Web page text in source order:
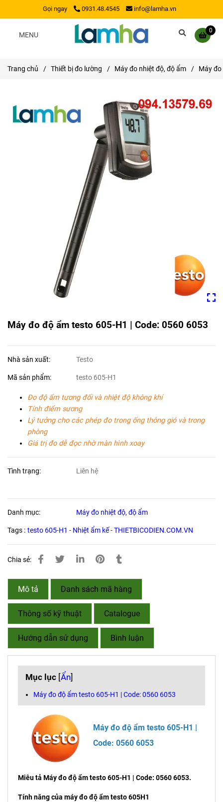
Gọi ngay 0931.48.4545 info@lamha.vn
0
MENU
Trang chủ / Thiết bị đo lường / Máy đo nhiệt độ, độ ẩm / Máy
Máy đo độ ẩm testo 605-H1 | Code: 0560 6053
Nhà sản xuất: Testo
Mã sản phẩm: testo 605-H1
Đo độ ẩm tương đối và nhiệt độ không khí
Tính điểm sương
Lý tưởng cho các phép đo trong ống thông gió và trong
phòng
Giá trị đo dễ đọc nhờ màn hình xoay
Tình trạng: Liên hệ
Danh mục: Máy đo nhiệt độ, độ ẩm
Tags : testo 605-H1 - Nhiệt ẩm kế - THIETBICODIEN.COM.VN
Chia sẻ:
Mô tả Danh sách mã hàng
Thông số kỹ thuật Catalogue
Hướng dẫn sử dụng Bình luận
Mục lục [Ẩn]
Máy đo độ ẩm testo 605-H1 | Code: 0560 6053
Máy đo độ ẩm testo 605-H1 |
Code: 0560 6053
Miêu tả Máy đo độ ẩm testo 605-H1 | Code: 0560 6053.
Tính năng của máy đo độ ẩm testo 605H1